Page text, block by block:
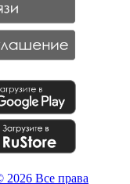
Все права